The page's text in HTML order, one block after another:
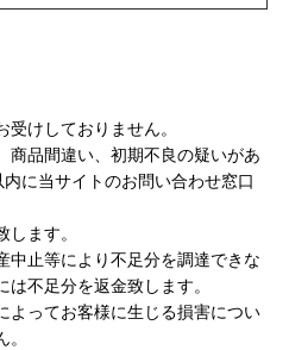
けしておりません。
商品間違い、初期不良の疑いがあ
に当サイトのお問い合わせ窓口
ます。
中止等により不足分を調達できな
不足分を返金致します。
よってお客様に生じる損害につい